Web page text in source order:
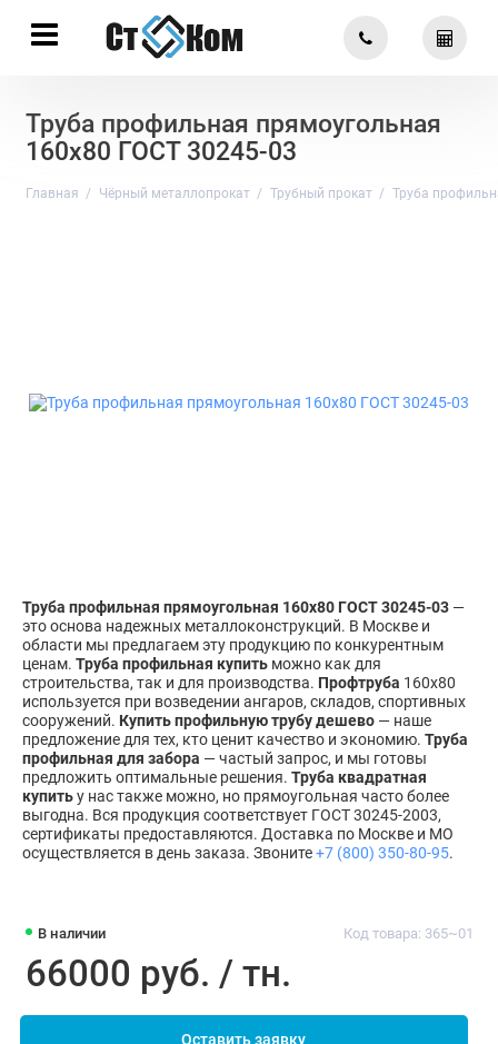
Труба профильная прямоугольная
160х80 ГОСТ 30245-03
Главная Чёрный металлопрокат Трубный прокат Труба
В наличии Код товара: 365~01
66000 руб. / тн.
Труба профильная прямоугольная 160х80 ГОСТ 30245-03 —
это основа надежных металлоконструкций. В Москве и
области мы предлагаем эту продукцию по конкурентным
ценам. Труба профильная купить можно как для
строительства, так и для производства. Профтруба 160х80
используется при возведении ангаров, складов, спортивных
сооружений. Купить профильную трубу дешево — наше
предложение для тех, кто ценит качество и экономию. Труба
профильная для забора — частый запрос, и мы готовы
предложить оптимальные решения. Труба квадратная
купитьу нас также можно, но прямоугольная часто более
выгодна. Вся продукция соответствует ГОСТ 30245-2003,
сертификаты предоставляются. Доставка по Москве и МО
осуществляется в день заказа. Звоните+7 (800) 350-80-95.